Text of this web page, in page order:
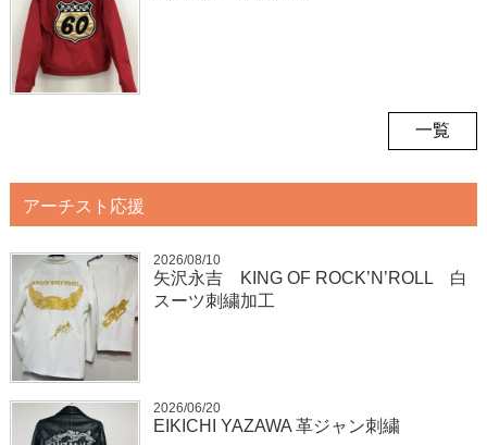
一覧
アーチスト応援
2026/08/10
矢沢永吉 KING OF ROCK’N’ROLL 白
スーツ刺繍加工
2026/06/20
EIKICHI YAZAWA 革ジャン刺繍